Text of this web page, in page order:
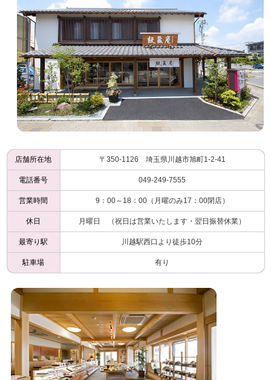
店舗所在地 〒350-1126 埼玉県川越市旭町1-2-41
電話番号 049-249-7555
営業時間 9：00～18：00（月曜のみ17：00閉店）
休日 月曜日 （祝日は営業いたします・翌日振替休業）
最寄り駅 川越駅西口より徒歩10分
駐車場 有り